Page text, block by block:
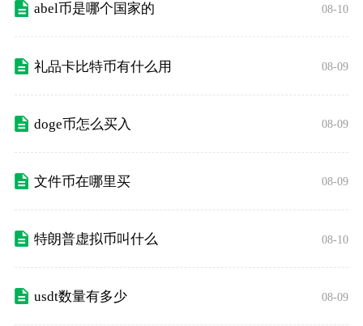
abel币是哪个国家的 08-10
礼品卡比特币有什么用 08-09
doge币怎么买入 08-09
文件币在哪里买 08-09
特朗普虚拟币叫什么 08-10
usdt数量有多少 08-09